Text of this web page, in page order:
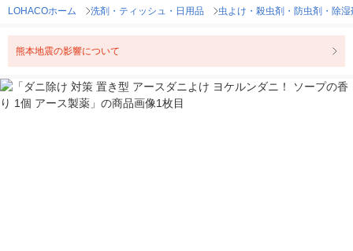
LOHACOホーム 洗剤・ティッシュ・日用品 虫よけ・殺虫剤・防虫剤・除湿
熊本地震の影響について